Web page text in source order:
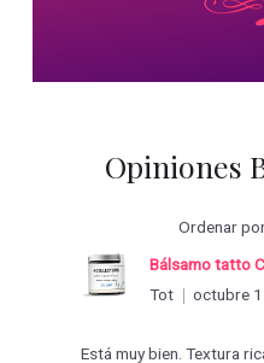
Opiniones
Ordenar
Bálsamo tatto
Tot
octubre
Está muy bien. Textura